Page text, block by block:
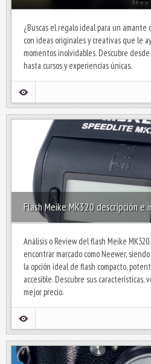
¿Buscas el regalo ideal para un
con ideas originales y creativas que le
momentos inolvidables. Descubre
hasta cursos y experiencias únicas.
Flash Meike MK320 descripción e
Análisis o Review del flash Meike
encontrar marcado como Neewer,
la opción ideal de flash compacto,
accesible. Descubre sus características,
mejor precio.